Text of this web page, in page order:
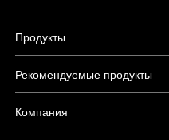
Продукты
Рекомендуемые продукты
Компания